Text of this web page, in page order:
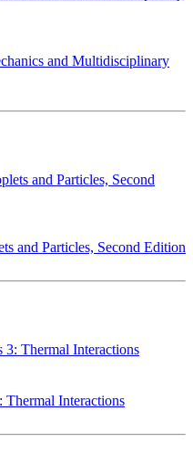
and Multidisciplinary
and Particles, Second Edition
Interactions